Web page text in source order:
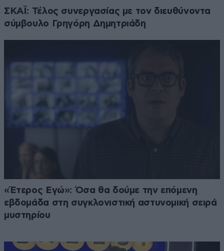
ΣΚΑΪ: Τέλος συνεργασίας με τον διευθύνοντα
σύμβουλο Γρηγόρη Δημητριάδη
«Έτερος Εγώ»: Όσα θα δούμε την επόμενη
εβδομάδα στη συγκλονιστική αστυνομική σειρά
μυστηρίου